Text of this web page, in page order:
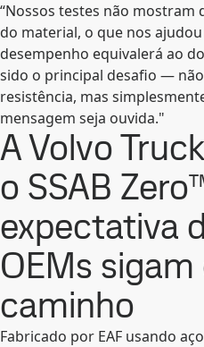
“Nossos testes não
do material, o que nos
desempenho equivalerá ao
sido o principal desafio —
resistência, mas
mensagem seja ouvida."
A Volvo
o SSAB
expectativa
OEMs
caminho
Fabricado por EAF usando